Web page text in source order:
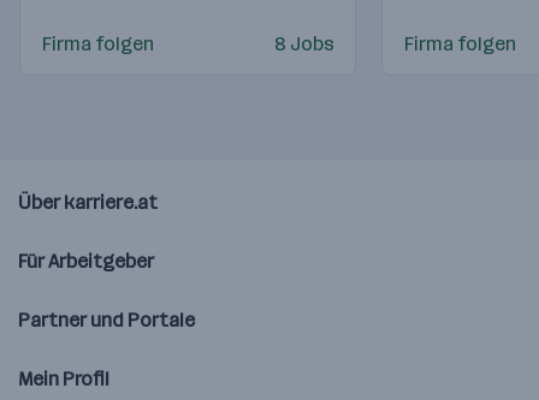
Firma folgen 8 Jobs Firma folgen
Über karriere.at
Für Arbeitgeber
Partner und Portale
Mein Profil